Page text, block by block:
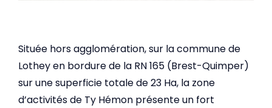
Située hors agglomération, sur la commune de
Lothey en bordure de la RN 165 (Brest-Quimper)
sur une superficie totale de 23 Ha, la zone
d’activités de Ty Hémon présente un fort